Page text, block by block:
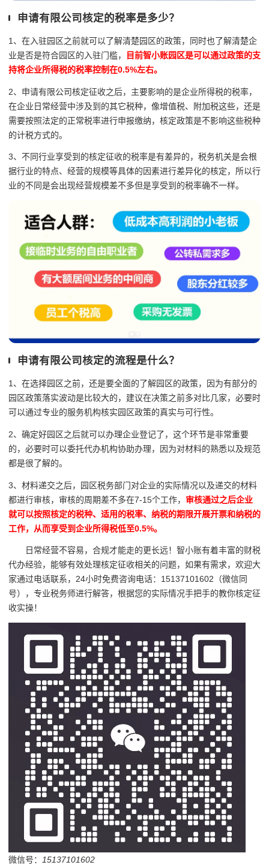
申请有限公司核定的税率是多少？
1、在入驻园区之前就可以了解清楚园区的政策，同时也了解清楚企
业是否是符合园区的入驻门槛，
目前智小账园区是可以通过政策的支
持将企业所得税的税率控制在0.5%左右。
2、申请有限公司核定征收之后，主要影响的是企业所得税的税率，
在企业日常经营中涉及到的其它税种，像增值税、附加税这些，还是
需要按照法定的正常税率进行申报缴纳，核定政策是不影响这些税种
的计税方式的。
3、不同行业享受到的核定征收的税率是有差异的，税务机关是会根
据行业的特点、经营的规模等具体的因素进行差异化的核定，所以行
业的不同是会出现经营规模差不多但是享受到的税率确不一样。
申请有限公司核定的流程是什么？
1、在选择园区之前，还是要全面的了解园区的政策，因为有部分的
园区政策落实波动是比较大的，建议在决策之前多对比几家，必要时
可以通过专业的服务机构核实园区政策的真实与可行性。
2、确定好园区之后就可以办理企业登记了，这个环节是非常重要
的，必要时可以委托代办机构协助办理，因为对材料的熟悉以及规范
都是很了解的。
3、材料递交之后，园区税务部门对企业的实际情况以及递交的材料
都进行审核，审核的周期差不多在7-15个工作， 审核通过之后企业
就可以按照核定的税种、适用的税率、纳税的期限开展开票和纳税的
工作，从而享受到企业所得税低至0.5%。
日常经营不容易，合规才能走的更长远！智小账有着丰富的财税
代办经验，能够有效处理核定征收相关的问题，如果有需求，欢迎大
家通过电话联系，24小时免费咨询电话：15137101602（微信同
号），专业税务师进行解答，根据您的实际情况手把手的教你核定征
收实操！
微信号：
15137101602